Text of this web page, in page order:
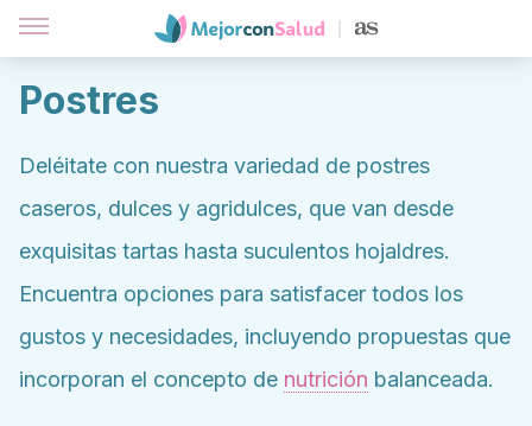
Postres
Deléitate con nuestra variedad de postres
caseros, dulces y agridulces, que van desde
exquisitas tartas hasta suculentos hojaldres.
Encuentra opciones para satisfacer todos los
gustos y necesidades, incluyendo propuestas que
incorporan el concepto de nutrición balanceada.